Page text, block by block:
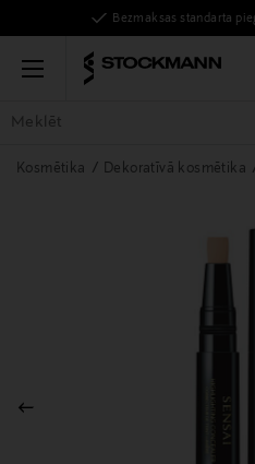
Bezmaksas standarta
Menu
VISAS PRECES SIEVIETĒM
Kosmētika Dekoratīvā kosmētika